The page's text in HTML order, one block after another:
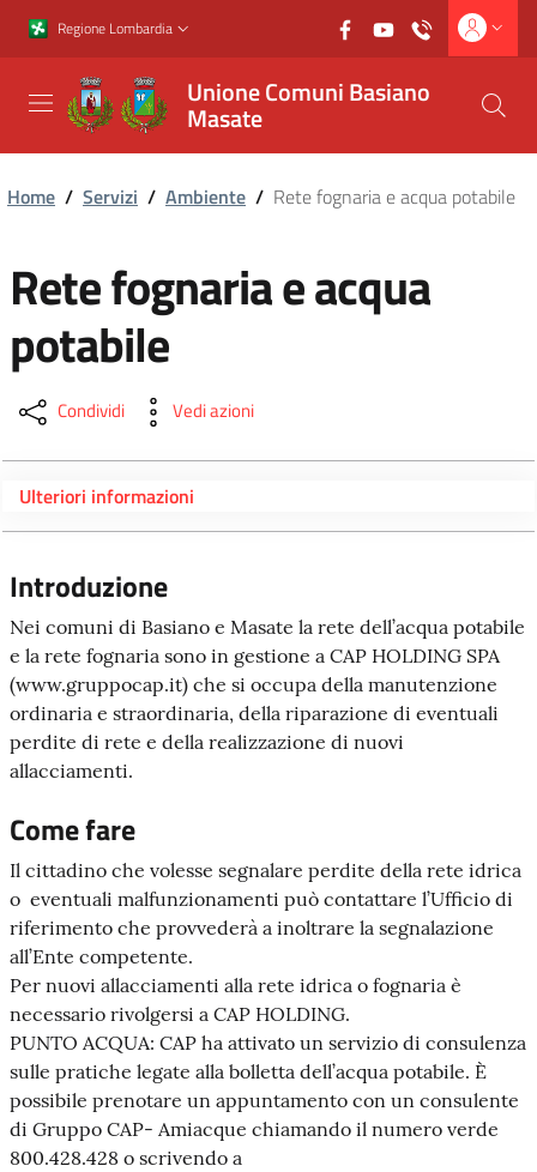
Vai al contenuto principale
Vai al footer
Regione Lombardia
Unione Comuni Basiano
Masate
Home / Servizi / Ambiente / Rete fognaria e acqua potabile
Rete fognaria e acqua
potabile
Condividi Vedi azioni
Ulteriori informazioni
Introduzione
Nei comuni di Basiano e Masate la rete dell’acqua potabile
e la rete fognaria sono in gestione a CAP HOLDING SPA
(www.gruppocap.it) che si occupa della manutenzione
ordinaria e straordinaria, della riparazione di eventuali
perdite di rete e della realizzazione di nuovi
allacciamenti.
Come fare
Il cittadino che volesse segnalare perdite della rete idrica
o eventuali malfunzionamenti può contattare l’Ufficio di
riferimento che provvederà a inoltrare la segnalazione
all’Ente competente.
Per nuovi allacciamenti alla rete idrica o fognaria è
necessario rivolgersi a CAP HOLDING.
PUNTO ACQUA: CAP ha attivato un servizio di consulenza
sulle pratiche legate alla bolletta dell’acqua potabile. È
possibile prenotare un appuntamento con un consulente
di Gruppo CAP- Amiacque chiamando il numero verde
800.428.428 o scrivendo a